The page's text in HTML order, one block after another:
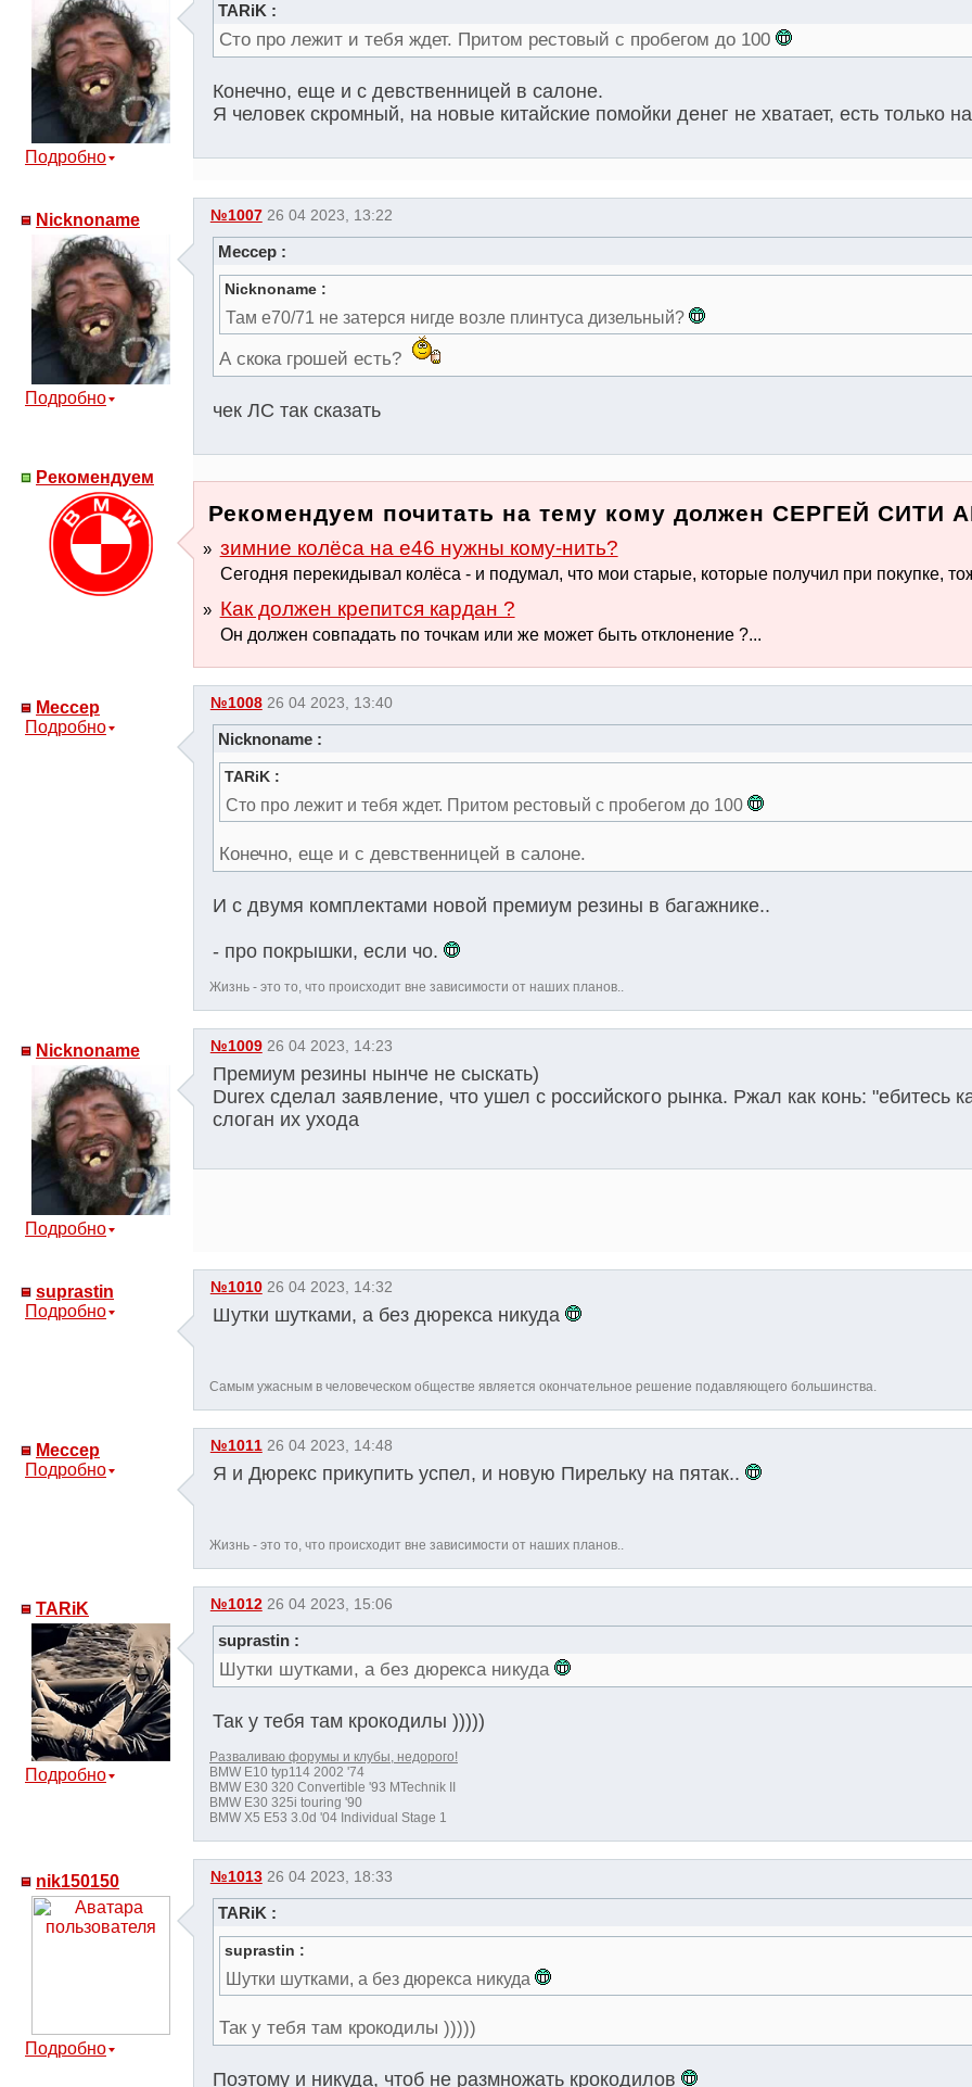
Подробно
TARiK :
Сто про лежит и тебя ждет. Притом рестовый с пробегом до 100
Конечно, еще и с девственницей в салоне.
Я человек скромный, на новые китайские помойки денег не хватает, есть только
Nicknoname
Подробно
№1007 26 04 2023, 13:22
Мессер :
Nicknoname :
Там е70/71 не затерся нигде возле плинтуса дизельный?
А скока грошей есть?
чек ЛС так сказать
Рекомендуем
Рекомендуем почитать на тему кому должен СЕРГЕЙ СИТИ
зимние колёса на е46 нужны кому-нить?
Сегодня перекидывал колёса - и подумал, что мои старые, которые получил при покупке,
Как должен крепится кардан ?
Он должен совпадать по точкам или же может быть отклонение ?...
Мессер
Подробно
№1008 26 04 2023, 13:40
Nicknoname :
TARiK :
Сто про лежит и тебя ждет. Притом рестовый с пробегом до 100
Конечно, еще и с девственницей в салоне.
И с двумя комплектами новой премиум резины в багажнике..
- про покрышки, если чо.
Жизнь - это то, что происходит вне зависимости от наших планов..
Nicknoname
Подробно
№1009 26 04 2023, 14:23
Премиум резины нынче не сыскать)
Durex сделал заявление, что ушел с российского рынка. Ржал как конь: "eбитесь
слоган их ухода
suprastin
Подробно
№1010 26 04 2023, 14:32
Шутки шутками, а без дюрекса никуда
Самым ужасным в человеческом обществе является окончательное решение подавляющего большинства.
Мессер
Подробно
№1011 26 04 2023, 14:48
Я и Дюрекс прикупить успел, и новую Пирельку на пятак..
Жизнь - это то, что происходит вне зависимости от наших планов..
TARiK
Подробно
№1012 26 04 2023, 15:06
suprastin :
Шутки шутками, а без дюрекса никуда
Так у тебя там крокодилы )))))
Разваливаю форумы и клубы, недорого!
BMW E10 typ114 2002 '74
BMW E30 320 Convertible '93 MTechnik II
BMW E30 325i touring '90
BMW X5 E53 3.0d '04 Individual Stage 1
nik150150
Подробно
№1013 26 04 2023, 18:33
TARiK :
suprastin :
Шутки шутками, а без дюрекса никуда
Так у тебя там крокодилы )))))
Поэтому и никуда, чтоб не размножать крокодилов